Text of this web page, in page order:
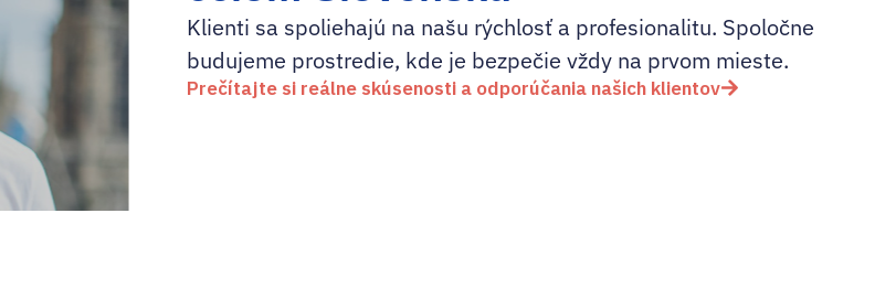
Klienti sa spoliehajú na našu rýchlosť a profesionalitu. Spoločne
budujeme prostredie, kde je bezpečie vždy na prvom mieste.
Prečítajte si reálne skúsenosti a odporúčania našich klientov